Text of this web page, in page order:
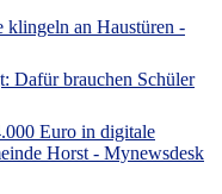
klingeln an Haustüren -
Dafür brauchen Schüler
Euro in digitale
Horst - Mynewsdesk